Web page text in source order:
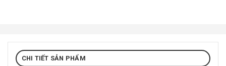
CHI TIẾT SẢN PHẨM